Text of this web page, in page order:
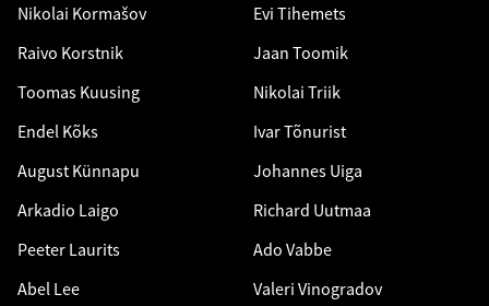
Nikolai Kormašov
Raivo Korstnik
Toomas Kuusing
Endel Kõks
August Künnapu
Arkadio Laigo
Peeter Laurits
Abel Lee
Evi Tihemets
Jaan Toomik
Nikolai Triik
Ivar Tõnurist
Johannes Uiga
Richard Uutmaa
Ado Vabbe
Valeri Vinogradov